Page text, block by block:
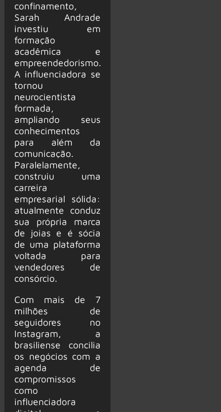
confinamento,
Sarah Andrade
investiu em
formação
acadêmica e
empreendedorismo.
A influenciadora se
tornou
neurocientista
formada,
ampliando seus
conhecimentos
para além da
comunicação.
Paralelamente,
construiu uma
carreira
empresarial sólida:
atualmente conduz
sua própria marca
de joias e é sócia
de uma plataforma
voltada para
vendedores de
consórcio.
Com mais de 7
milhões de
seguidores no
Instagram, a
brasiliense concilia
os negócios com a
agenda de
compromissos
como
influenciadora